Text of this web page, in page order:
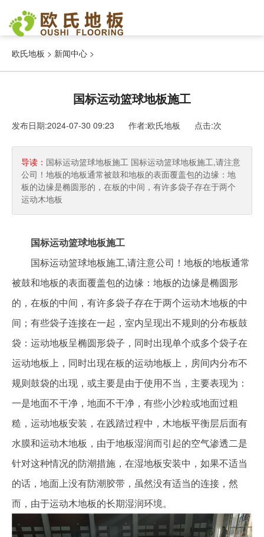
欧氏地板 > 新闻中心 >
国标运动篮球地板施工
发布日期:2024-07-30 09:23 作者:欧氏地板 点击:次
导读： 国标运动篮球地板施工 国标运动篮球地板施工,请注意
公司！地板的地板通常被鼓和地板的表面覆盖包的边缘：地
板的边缘是椭圆形的，在板的中间，有许多袋子存在于两个
运动木地板
国标运动篮球地板施工
国标运动篮球地板施工,请注意公司！地板的地板通常
被鼓和地板的表面覆盖包的边缘：地板的边缘是椭圆形
的，在板的中间，有许多袋子存在于两个运动木地板的中
间；有些袋子连接在一起，室内呈现出不规则的分布板鼓
袋：运动地板呈椭圆形袋子，同时出现单个或多个袋子在
运动地板上，同时出现在板的运动地板上，房间内分布不
规则鼓袋的出现，或主要是由于使用不当，主要表现为：
一是地面不干净，地面不干净，有些小沙粒或地面过粗
糙，运动地板安装，在践踏过程中，木地板平衡层后面有
水膜和运动木地板，由于地板湿润而引起的空气渗透二是
针对这种情况的防潮措施，在湿地板安装中，如果不适当
的话，地面上没有防潮胶带，虽然没有适当的连接，然
而，由于运动木地板的长期湿润环境。